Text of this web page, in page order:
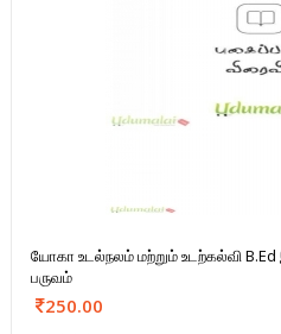
யோகா உடல்நலம் மற்றும் உடற்கல்வி
பருவம்
250.00